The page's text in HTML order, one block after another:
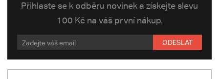
Přihlaste se k odběru novinek a získejte slevu
100 Kč na váš první nákup.
ODESLAT